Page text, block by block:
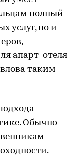
полный
услуг, но и
апарт-отеля
таким
Обычно